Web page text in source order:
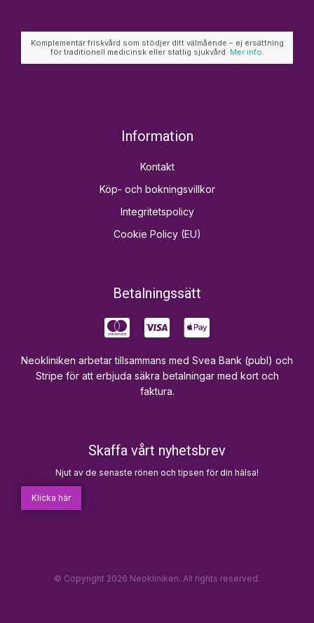
Komplementär friskvård som stödjer ditt välmående – ej ersättning
för traditionell medicinsk eller statlig sjukvård. Mer info.
Information
Kontakt
Köp- och bokningsvillkor
Integritetspolicy
Cookie Policy (EU)
Betalningssätt
Neokliniken arbetar tillsammans med Svea Bank (publ) och
Stripe för att erbjuda säkra betalningar med kort och
faktura.
Skaffa vårt nyhetsbrev
Njut av de senaste rönen och tipsen för din hälsa!
Klicka här
© Copyright 2026 Neokliniken. All rights reserved.